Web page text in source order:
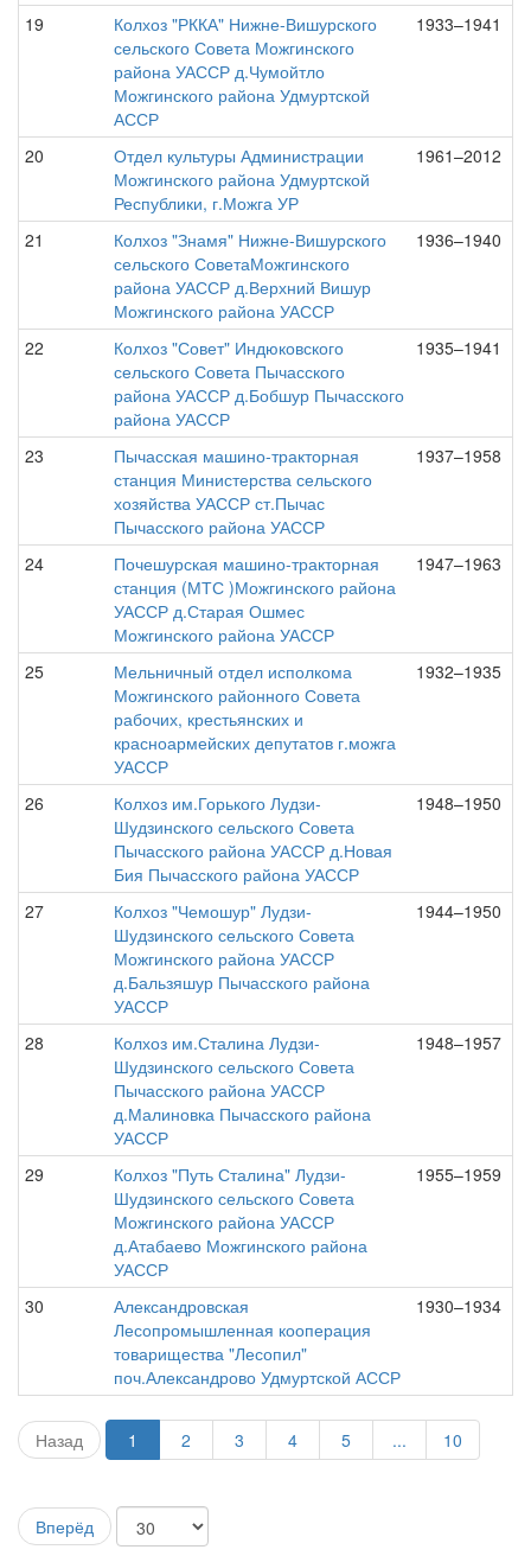
19
Колхоз "РККА" Нижне-Вишурского
сельского Совета Можгинского
района УАССР д.Чумойтло
Можгинского района Удмуртской
АССР
1933–1941
20
Отдел культуры Администрации
Можгинского района Удмуртской
Республики, г.Можга УР
1961–2012
21
Колхоз "Знамя" Нижне-Вишурского
сельского СоветаМожгинского
района УАССР д.Верхний Вишур
Можгинского района УАССР
1936–1940
22
Колхоз "Совет" Индюковского
сельского Совета Пычасского
района УАССР д.Бобшур Пычасского
района УАССР
1935–1941
23
Пычасская машино-тракторная
станция Министерства сельского
хозяйства УАССР ст.Пычас
Пычасского района УАССР
1937–1958
24
Почешурская машино-тракторная
станция (МТС )Можгинского района
УАССР д.Старая Ошмес
Можгинского района УАССР
1947–1963
25
Мельничный отдел исполкома
Можгинского районного Совета
рабочих, крестьянских и
красноармейских депутатов г.можга
УАССР
1932–1935
26
Колхоз им.Горького Лудзи-
Шудзинского сельского Совета
Пычасского района УАССР д.Новая
Бия Пычасского района УАССР
1948–1950
27
Колхоз "Чемошур" Лудзи-
Шудзинского сельского Совета
Можгинского района УАССР
д.Бальзяшур Пычасского района
УАССР
1944–1950
28
Колхоз им.Сталина Лудзи-
Шудзинского сельского Совета
Пычасского района УАССР
д.Малиновка Пычасского района
УАССР
1948–1957
29
Колхоз "Путь Сталина" Лудзи-
Шудзинского сельского Совета
Можгинского района УАССР
д.Атабаево Можгинского района
УАССР
1955–1959
30
Александровская
Лесопромышленная кооперация
товарищества "Лесопил"
поч.Александрово Удмуртской АССР
1930–1934
Назад 1 2 3 4 5 ... 10
Вперёд